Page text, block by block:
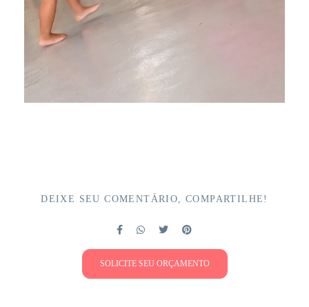
DEIXE SEU COMENTÁRIO, COMPARTILHE!
SOLICITE SEU ORÇAMENTO